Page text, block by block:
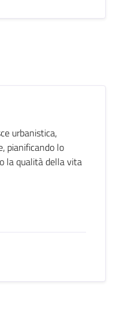
urbanistica,
pianificando lo
la qualità della vita